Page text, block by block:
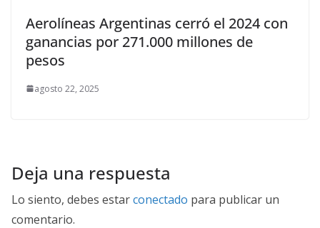
Aerolíneas Argentinas cerró el 2024 con
ganancias por 271.000 millones de
pesos
agosto 22, 2025
Deja una respuesta
Lo siento, debes estarconectado para publicar un
comentario.